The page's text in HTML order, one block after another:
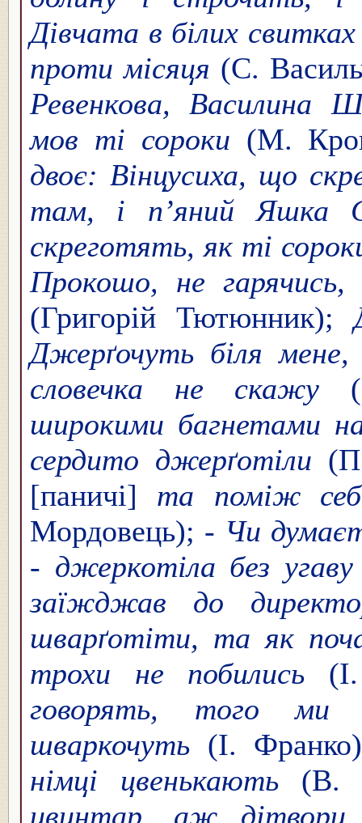
Дівчата в білих
проти місяця (С.
Ревенкова, Василина
мов ті сороки (М.
двоє: Вінцусиха, що
там, і п’яний Яшка
скреготять, як ті
Прокошо, не
(Григорій Тютюнник);
Джерґочуть біля
словечка не скажу
широкими багнетами
сердито джерґотіли
[паничі] та поміж
Мордовець); - Чи
- джеркотіла без
заїжджав до
шварґотіти, та як
трохи не побились
говорять, того ми
шваркочуть (І.
німці цвенькають (В.
цвинтар, аж